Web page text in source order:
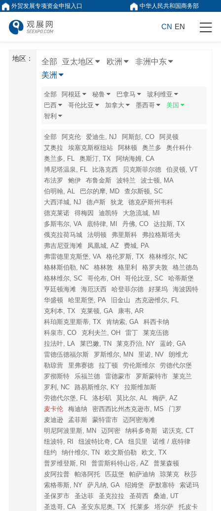
外贸发展专项资金申报入口 中华人民共和国商务部
CN EN
地区： 全部 亚太地区 欧洲
非洲中东
美洲
全部 阿根廷 秘鲁 巴拿马
玻利维亚
巴西
哥伦比亚 加拿大 墨西哥
美国
智利
全部 阿克伦 爱迪生, NJ 阿斯彭, CO
阿灵顿
艾奥拉
埃塞克斯枢纽站 阿林顿 奥兰多
奥什科什
奥兰多, FL
奥斯汀, TX
阿纳海姆, CA
博尼塔温泉, FL
比洛克西 贝克斯菲尔德
伯灵顿, VT
布法罗
鲍伊 布鲁金斯 波特兰
波士顿, MA
伯明翰, AL
巴尔的摩, MD
查尔斯顿, SC
大西洋城, NJ
德卢斯 狄龙
德克萨斯州韦科
德克莱诺
得梅因 迪凯特
大急流城, MI
多斯韦尔, VA
底特律, MI 丹佛, CO
达拉斯, TX
俄克拉荷马城
法明顿 弗里斯科
弗拉格斯塔夫
弗吉尼亚海滩
凤凰城, AZ
费城, PA
弗雷德里克斯堡, VA
格伦罗斯, TX
格林维尔, NC
格林斯伯勒, NC
格林敦 格里利 格罗夫敦
格兰德岛
格林维尔, SC
哥伦布, OH 哥伦比亚, SC
哈蒂斯堡
亨廷顿海滩
海厄沃西 哈登菲尔德 好莱坞
海波因特
华盛顿
哈里斯堡, PA 旧金山
杰克逊维尔, FL
克利本, TX
克莱顿, GA
康韦, AR
科珀斯克里斯蒂, TX
肯纳索, GA
科西卡纳
科泉市, CO
克利夫兰, OH 雷丁
莱克伍德
拉法叶, LA
莱巴嫩, TN 莱克乔治, NY
蓝岭, GA
雷德伍德福尔斯
罗斯维尔, MN 里诺, NV
朗维尤
勒琼营
里弗赛德 拉丁顿 劳伦斯维尔
劳德代尔堡
罗彻斯特
乐福兰德 雷德蒙市 罗斯蒙特市
莱克兰
罗利, NC
路易斯维尔, KY
拉斯维加斯
劳德代尔堡, FL
洛杉矶 莫比尔, AL
梅萨, AZ
麦卡伦
梅迪纳 密西西比州杰克逊市, MS
门罗
麦迪逊
孟菲斯 蒙特雷市
迈阿密海滩
明尼阿波里斯, MN
迈阿密 纳科多奇斯
诺沃克, CT
纽波特, RI
纽波特比奇, CA 纽贝里
诺维 / 底特律
纽约
纳什维尔, TN 欧文斯伯勒
欧文, TX
普罗维登斯, RI
普雷斯科特山谷, AZ
普莱森顿
皮阿拉普
帕洛阿托 匹茲堡 帕萨迪纳 琼莱克
秋莎
索格蒂斯, NY
萨凡纳, GA 绍姆堡 萨默塞特
索诺玛
圣保罗市
圣达菲 圣克拉拉 圣荷西
桑迪, UT
圣迭哥, CA
圣安东尼奥, TX 托莱多 塔尔萨
托皮卡